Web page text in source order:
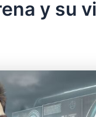
y su